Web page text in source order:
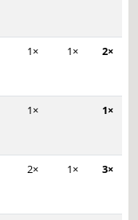
1× 1× 2×
1× 1×
2× 1× 3×